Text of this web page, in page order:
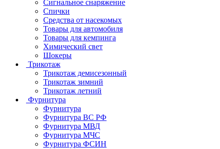
Сигнальное снаряжение
Спички
Средства от насекомых
Товары для автомобиля
Товары для кемпинга
Химический свет
Шокеры
Трикотаж
Трикотаж демисезонный
Трикотаж зимний
Трикотаж летний
Фурнитура
Фурнитура
Фурнитура ВС РФ
Фурнитура МВД
Фурнитура МЧС
Фурнитура ФСИН